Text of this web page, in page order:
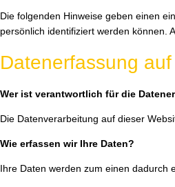
Die folgenden Hinweise geben einen
persönlich identifiziert werden können.
Datenerfassung
Wer ist verantwortlich für die
Die Datenverarbeitung auf dieser
Wie erfassen wir Ihre Daten?
Ihre Daten werden zum einen dadurch